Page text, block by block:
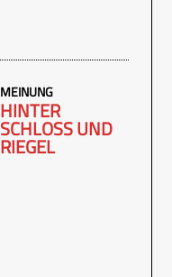
MEINUNG
HINTER
SCHLOSS UND
RIEGEL